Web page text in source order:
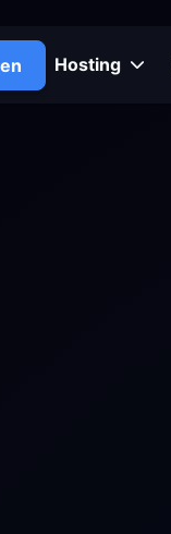
Hosting